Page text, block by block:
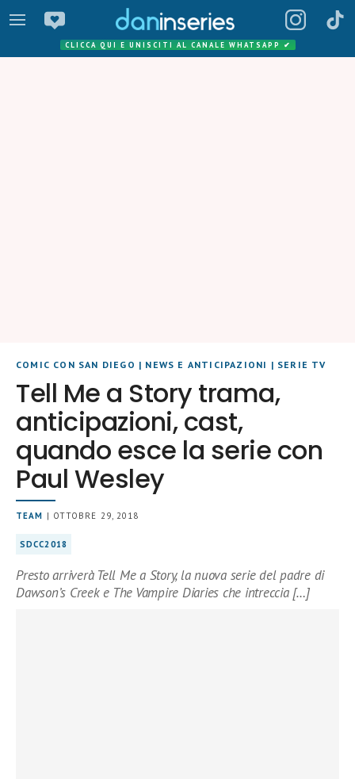
CLICCA QUI E UNISCITI AL CANALE WHATSAPP ✔
COMIC CON SAN DIEGO | NEWS E ANTICIPAZIONI | SERIE TV
Tell Me a Story trama,
anticipazioni, cast,
quando esce la serie con
Paul Wesley
TEAM | OTTOBRE 29, 2018
SDCC2018
Presto arriverà Tell Me a Story, la nuova serie del padre di
Dawson’s Creek e The Vampire Diaries che intreccia […]